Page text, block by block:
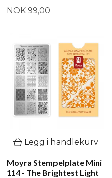
NOK 99,00
Legg i handlekurv
Moyra Stempelplate Mini
114 - The Brightest Light